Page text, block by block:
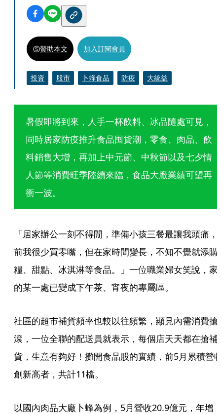
贊助本文 加入訂閱會員
投資 股市 卜蜂食品 防疫 大統益
暑假即將到來，人手一杯飲料、冰品隨處可見，
同時居家防疫推升食品囤貨潮，零食、肉品、飲
料銷售大增，再加上中元節、中秋節以及七夕情
人節等消費旺季陸續來臨，食品大廠業績可望再
衝一波。
「居家辦公一刻不得閒，準備小孩三餐最讓我頭痛，
前我很少買零嘴，但在家時間變長，不知不覺就添購
糧、甜點、冰淇淋等食品。」一位職業婦女笑說，家
的某一處已變成下午茶、宵夜的專屬區。
社區的超市補貨頻率也較以往頻繁，顯見內需消費搶
滾，一位全聯的配送員就表示，每個店天天都在搶補
貨，生意有夠好！攤開食品股的實績，前5月累積營
創新高者，共計11檔。
以國內肉品大廠卜蜂為例，5月營收20.9億元，年增